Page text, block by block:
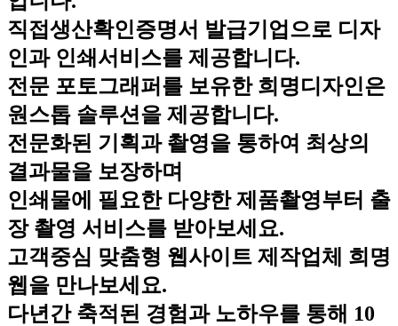
직접생산확인증명서 발급기업으로 디자
인과 인쇄서비스를 제공합니다.
전문 포토그래퍼를 보유한 희명디자인은
원스톱 솔루션을 제공합니다.
전문화된 기획과 촬영을 통하여 최상의
결과물을 보장하며
인쇄물에 필요한 다양한 제품촬영부터 출
장 촬영 서비스를 받아보세요.
고객중심 맞춤형 웹사이트 제작업체 희명
웹을 만나보세요.
다년간 축적된 경험과 노하우를 통해 10